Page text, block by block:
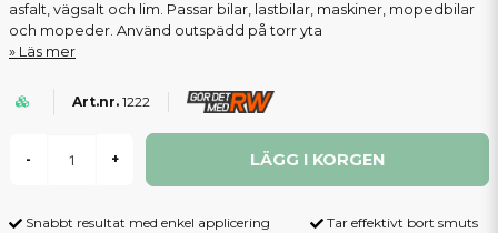
asfalt, vägsalt och lim. Passar bilar, lastbilar, maskiner, mopedbilar
och mopeder. Använd outspädd på torr yta
Läs mer
1222
- + LÄGG I KORGEN
Snabbt resultat med enkel applicering
Tar effektivt bort smuts